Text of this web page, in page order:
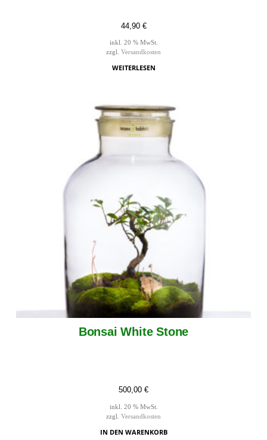
44,90 €
inkl. 20 % MwSt.
zzgl. Versandkosten
WEITERLESEN
Bonsai White Stone
500,00 €
inkl. 20 % MwSt.
zzgl. Versandkosten
IN DEN WARENKORB